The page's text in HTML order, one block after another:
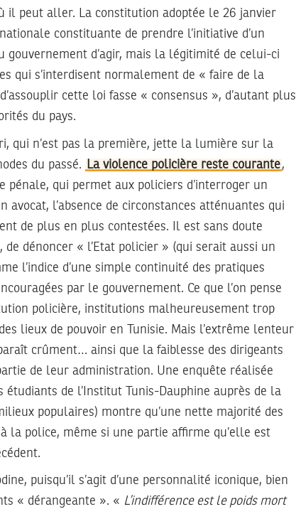
il peut aller. La constitution adoptée le 26 janvier
constituante de prendre l’initiative d’un
gouvernement d’agir, mais la légitimité de celui-ci
qui s’interdisent normalement de « faire de la
cette loi fasse « consensus », d’autant plus
du pays.
qui n’est pas la première, jette la lumière sur la
du passé.
La violence policière reste courante,
pénale, qui permet aux policiers d’interroger un
avocat, l’absence de circonstances atténuantes qui
de plus en plus contestées. Il est sans doute
dénoncer « l’Etat policier » (qui serait aussi un
l’indice d’une simple continuité des pratiques
par le gouvernement. Ce que l’on pense
policière, institutions malheureusement trop
lieux de pouvoir en Tunisie. Mais l’extrême lenteur
crûment… ainsi que la faiblesse des dirigeants
de leur administration. Une enquête réalisée
de l’Institut Tunis-Dauphine auprès de la
populaires) montre qu’une nette majorité des
la police, même si une partie affirme qu’elle est
puisqu’il s’agit d’une personnalité iconique, bien
« dérangeante ». « L’indifférence est le poids mort